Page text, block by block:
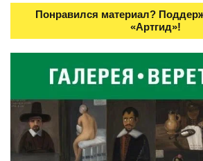
Понравился материал?
«Артгид»!